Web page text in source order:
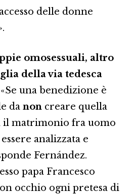
delle donne
omosessuali, altro
della via tedesca
«Se una benedizione è
da non creare quella
il matrimonio fra uomo
analizzata e
Fernández.
papa Francesco
occhio ogni pretesa di